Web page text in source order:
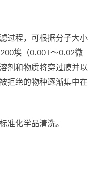
过程，可根据分子大小
埃（0.001～0.02微
剂和物质将穿过膜并以
拒绝的物种逐渐集中在
准化学品清洗。